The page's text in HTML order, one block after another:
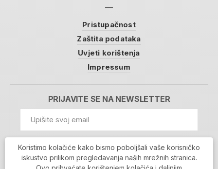
Pristupačnost
Zaštita podataka
Uvjeti korištenja
Impressum
PRIJAVITE SE NA NEWSLETTER
Prihvaćam da se moji podaci spremaju u bazu
podataka i koriste u svrhu slanja MojaRijeka
Koristimo kolačiće kako bismo poboljšali vaše korisničko
iskustvo prilikom pregledavanja naših mrežnih stranica.